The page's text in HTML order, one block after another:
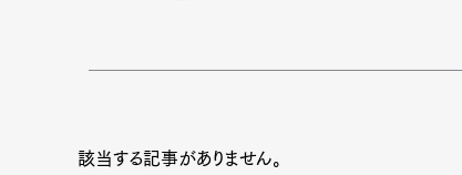
該当する記事がありません。